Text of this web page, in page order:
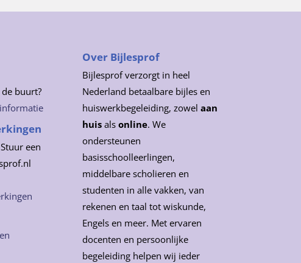
buurt?
een
Over Bijlesprof
Bijlesprof verzorgt in heel
Nederland betaalbare bijles en
huiswerkbegeleiding, zowelaan
huis alsonline. We
ondersteunen
basisschoolleerlingen,
middelbare scholieren en
studenten in alle vakken, van
rekenen en taal tot wiskunde,
Engels en meer. Met ervaren
docenten en persoonlijke
begeleiding helpen wij ieder